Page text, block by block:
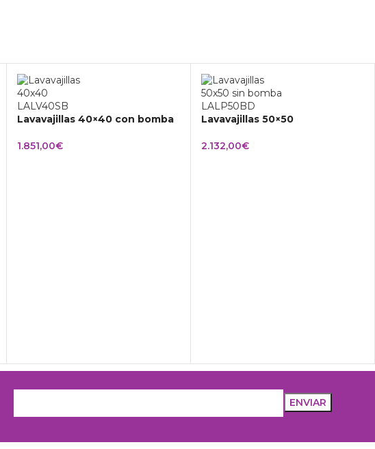
Lavavajillas 40×40 con bomba
1.851,00€
Lavavajillas 50×50
2.132,00€